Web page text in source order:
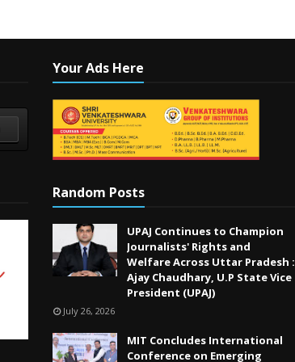
Your Ads Here
Random Posts
UPAJ Continues to Champion
Journalists' Rights and
Welfare Across Uttar Pradesh :
Ajay Chaudhary, U.P State Vice
President (UPAJ)
July 26, 2026
MIT Concludes International
Conference on Emerging